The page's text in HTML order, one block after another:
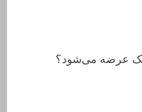
عرضه می‌شود؟